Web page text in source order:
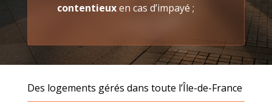
contentieuxen cas d’impayé ;
Des logements gérés dans toute l’Île-de-France